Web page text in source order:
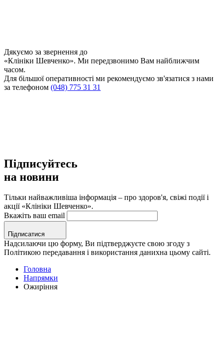
Дякуємо за звернення до
«Клініки Шевченко». Ми передзвонимо Вам найближчим
часом.
Для більшої оперативності ми рекомендуємо зв'язатися з нами
за телефоном (048) 775 31 31
Підписуйтесь
на новини
Тільки найважливіша інформація – про здоров'я, свіжі події і
акції «Клініки Шевченко».
Вкажіть ваш email
Підписатися
Надсилаючи цю форму, Ви підтверджуєте свою згоду з
Політикою передавання і використання данихна цьому сайті.
Головна
Напрямки
Ожиріння